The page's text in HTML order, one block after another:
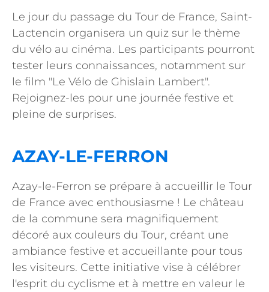
Le jour du passage du Tour de France, Saint-
Lactencin organisera un quiz sur le thème
du vélo au cinéma. Les participants pourront
tester leurs connaissances, notamment sur
le film "Le Vélo de Ghislain Lambert".
Rejoignez-les pour une journée festive et
pleine de surprises.
AZAY-LE-FERRON
Azay-le-Ferron se prépare à accueillir le Tour
de France avec enthousiasme ! Le château
de la commune sera magnifiquement
décoré aux couleurs du Tour, créant une
ambiance festive et accueillante pour tous
les visiteurs. Cette initiative vise à célébrer
l'esprit du cyclisme et à mettre en valeur le